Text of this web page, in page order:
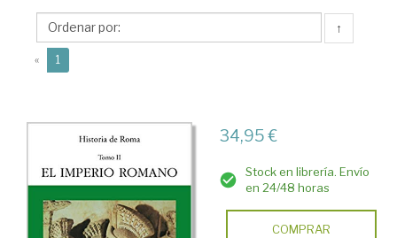
del
↑
« 1
34,95 €
Stock en librería. Envío
en 24/48 horas
COMPRAR